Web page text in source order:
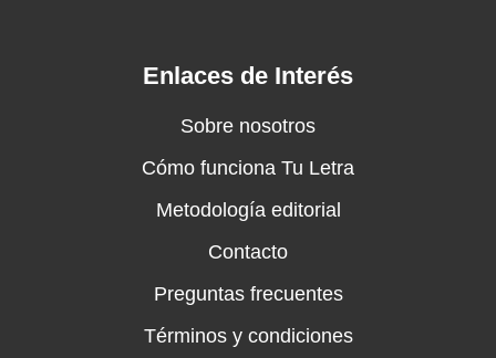
Enlaces de Interés
Sobre nosotros
Cómo funciona Tu Letra
Metodología editorial
Contacto
Preguntas frecuentes
Términos y condiciones